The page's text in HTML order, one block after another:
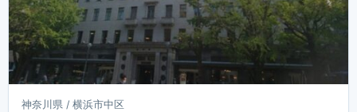
神奈川県 / 横浜市中区